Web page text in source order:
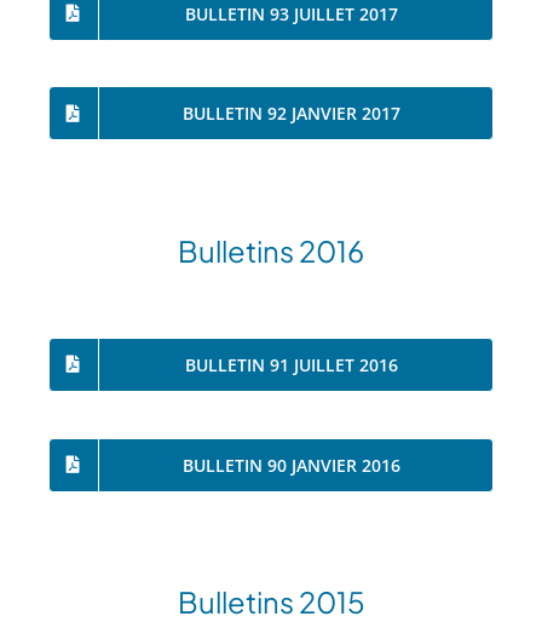
BULLETIN 93 JUILLET 2017
BULLETIN 92 JANVIER 2017
Bulletins 2016
BULLETIN 91 JUILLET 2016
BULLETIN 90 JANVIER 2016
Bulletins 2015